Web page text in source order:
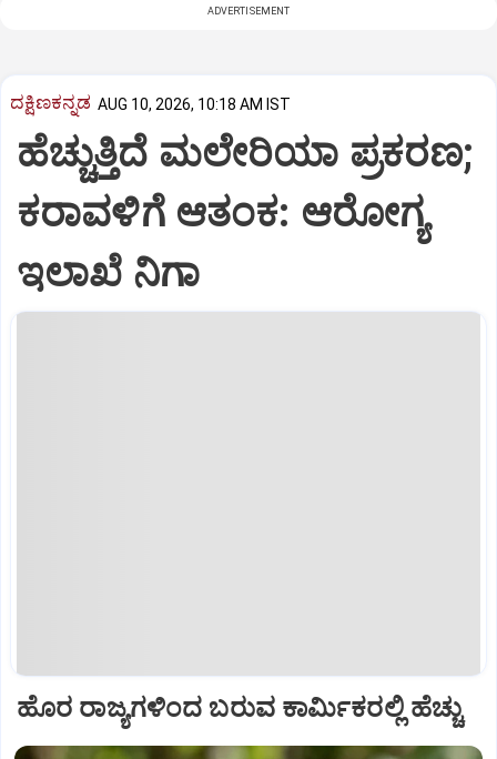
ADVERTISEMENT
ದಕ್ಷಿಣಕನ್ನಡ AUG 10, 2026, 10:18 AM IST
ಹೆಚ್ಚುತ್ತಿದೆ ಮಲೇರಿಯಾ ಪ್ರಕರಣ;
ಕರಾವಳಿಗೆ ಆತಂಕ: ಆರೋಗ್ಯ
ಇಲಾಖೆ ನಿಗಾ
ಹೊರ ರಾಜ್ಯಗಳಿಂದ ಬರುವ ಕಾರ್ಮಿಕರಲ್ಲಿ ಹೆಚ್ಚು